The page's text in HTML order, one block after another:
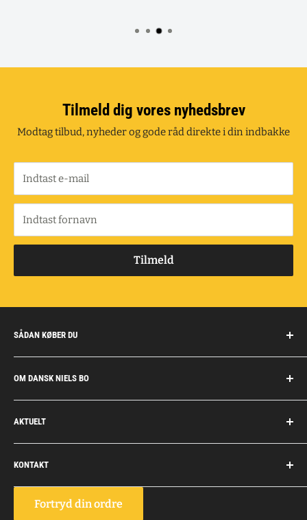
Tilmeld dig vores nyhedsbrev
Modtag tilbud, nyheder og gode råd direkte i din indbakke
Indtast e-mail
Indtast fornavn
Tilmeld
SÅDAN KØBER DU
Handelsbetingelser
Fragt og retur
Privatkunder/erhverv
Fakturaaftale
OM DANSK NIELS BO
Om Dansk Niels Bo
Privatlivspolitik
Job
Personale
AKTUELT
Personlig rådgivning
Dokumentation
KONTAKT
Dansk Niels Bo
Vognmagervej 10, Snoghøj
Fortryd din ordre